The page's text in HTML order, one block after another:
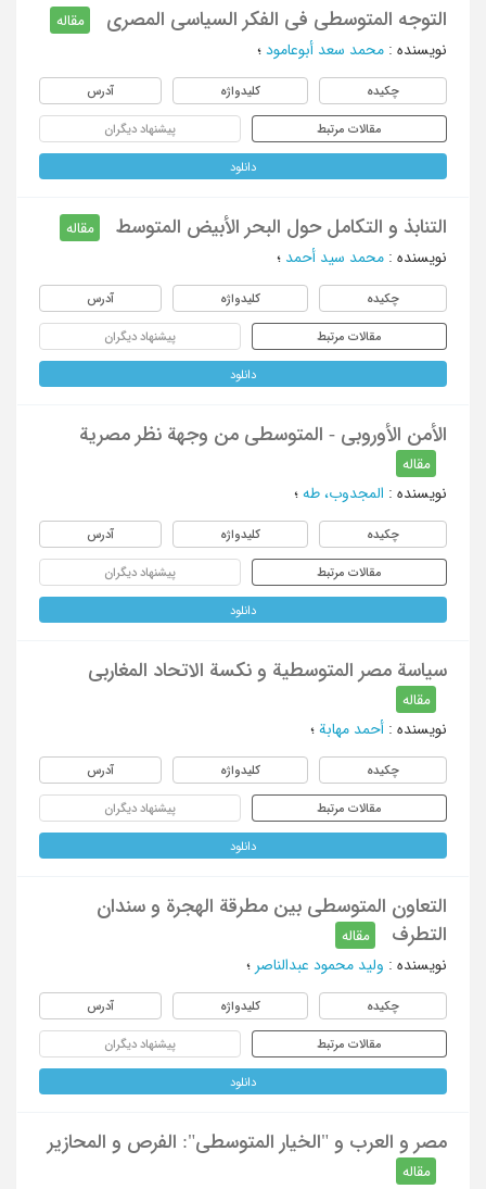
التوجه المتوسطی فی الفکر السیاسی المصری
مقاله
نویسنده : محمد سعد أبوعامود ؛
چکیده کلیدواژه آدرس
مقالات مرتبط پیشنهاد دیگران
دانلود
التنابذ و التکامل حول البحر الأبیض المتوسط
مقاله
نویسنده : محمد سید أحمد ؛
چکیده کلیدواژه آدرس
مقالات مرتبط پیشنهاد دیگران
دانلود
الأمن الأوروبی - المتوسطی من وجهة نظر مصریة
مقاله
نویسنده : المجدوب، طه ؛
چکیده کلیدواژه آدرس
مقالات مرتبط پیشنهاد دیگران
دانلود
سیاسة مصر المتوسطیة و نکسة الاتحاد المغاربی
مقاله
نویسنده : أحمد مهابة ؛
چکیده کلیدواژه آدرس
مقالات مرتبط پیشنهاد دیگران
دانلود
التعاون المتوسطی بین مطرقة الهجرة و سندان
التطرف
مقاله
نویسنده : ولید محمود عبدالناصر ؛
چکیده کلیدواژه آدرس
مقالات مرتبط پیشنهاد دیگران
دانلود
مصر و العرب و "الخیار المتوسطی": الفرص و المحازیر
مقاله